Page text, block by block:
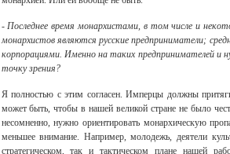
- Последнее время монархистами, в том числе и
монархистов являются русские предприниматели;
корпорациями. Именно на таких предпринимателей и
точку зрения?
Я полностью с этим согласен. Имперцы должны
может быть, чтобы в нашей великой стране не было
несомненно, нужно ориентировать монархическую
меньшее внимание. Например, молодежь, деятели
стратегическом, так и тактическом плане нашей